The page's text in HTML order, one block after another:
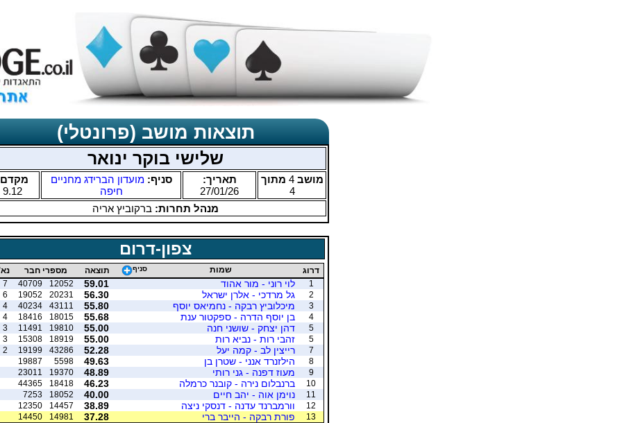
תוצאות מושב (פרונטלי)
שלישי בוקר ינואר
מושב4 מתוך
4
תאריך:
27/01/26
סניף:מועדון הברידג מחניים
חיפה
9.12
מנהל תחרות: ברקוביץ אריה
צפון-דרום
דרוג שמות סניף תוצאה מספרי חבר
1
לוי רוני - מור אהוד 59.01
12052
40709
7
2
גל מרדכי - אלרן ישראל 56.30
20231
19052
6
3
מיכלוביץ רבקה - נחמיאס יוסף 55.80
43111
40234
4
4
בן יוסף הדרה - ספקטור ענת 55.68
18015
18416
4
5
דהן יצחק - שושני חנה 55.00
19810
11491
3
5
זהבי רות - נביא רות 55.00
18919
15308
3
7
רייצין לב - קמה יעל 52.28
43286
19199
2
8
הילזנרד אנני - שטרן בן 49.63
5598
19887
9
מעוז דפנה - גני רותי 48.89
19370
23011
10
ברנבלום נירה - קובנר כרמלה 46.23
18418
44365
11
נוימן אוה - יהב חיים 40.00
18052
7253
12
וורמברנד עדנה - דנסקי ניצה 38.89
14457
12350
13
פורת רבקה - הייבר ברי 37.28
14981
14450